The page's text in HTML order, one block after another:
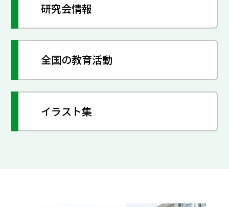
研究会情報
全国の教育活動
イラスト集